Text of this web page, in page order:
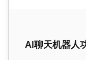
AI聊天机器人